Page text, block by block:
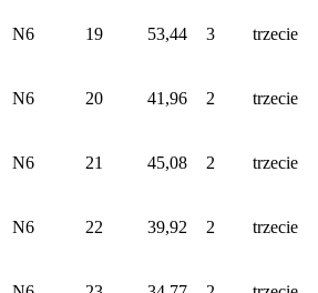
N6 19 53,44 3 trzecie
N6 20 41,96 2 trzecie
N6 21 45,08 2 trzecie
N6 22 39,92 2 trzecie